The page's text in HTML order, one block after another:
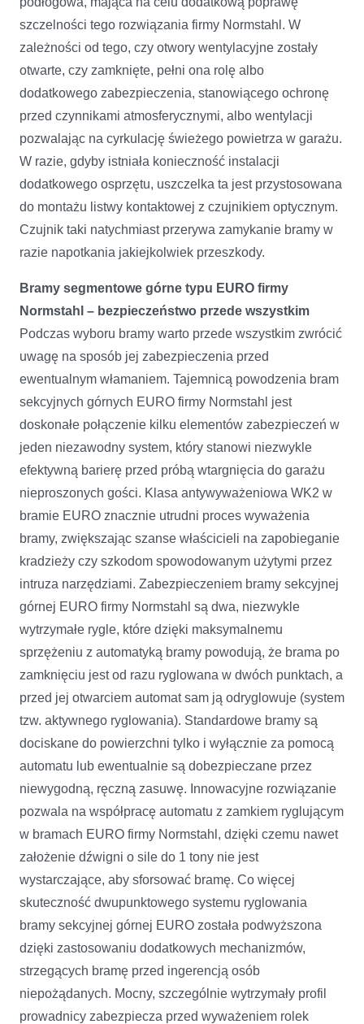
szczelności tego rozwiązania firmy Normstahl. W
zależności od tego, czy otwory wentylacyjne zostały
otwarte, czy zamknięte, pełni ona rolę albo
dodatkowego zabezpieczenia, stanowiącego ochronę
przed czynnikami atmosferycznymi, albo wentylacji
pozwalając na cyrkulację świeżego powietrza w garażu.
W razie, gdyby istniała konieczność instalacji
dodatkowego osprzętu, uszczelka ta jest przystosowana
do montażu listwy kontaktowej z czujnikiem optycznym.
Czujnik taki natychmiast przerywa zamykanie bramy w
razie napotkania jakiejkolwiek przeszkody.
Bramy segmentowe górne typu EURO firmy
Normstahl – bezpieczeństwo przede wszystkim
Podczas wyboru bramy warto przede wszystkim zwrócić
uwagę na sposób jej zabezpieczenia przed
ewentualnym włamaniem. Tajemnicą powodzenia bram
sekcyjnych górnych EURO firmy Normstahl jest
doskonałe połączenie kilku elementów zabezpieczeń w
jeden niezawodny system, który stanowi niezwykle
efektywną barierę przed próbą wtargnięcia do garażu
nieproszonych gości. Klasa antywyważeniowa WK2 w
bramie EURO znacznie utrudni proces wyważenia
bramy, zwiększając szanse właścicieli na zapobieganie
kradzieży czy szkodom spowodowanym użytymi przez
intruza narzędziami. Zabezpieczeniem bramy sekcyjnej
górnej EURO firmy Normstahl są dwa, niezwykle
wytrzymałe rygle, które dzięki maksymalnemu
sprzężeniu z automatyką bramy powodują, że brama po
zamknięciu jest od razu ryglowana w dwóch punktach, a
przed jej otwarciem automat sam ją odryglowuje (system
tzw. aktywnego ryglowania). Standardowe bramy są
dociskane do powierzchni tylko i wyłącznie za pomocą
automatu lub ewentualnie są dobezpieczane przez
niewygodną, ręczną zasuwę. Innowacyjne rozwiązanie
pozwala na współpracę automatu z zamkiem ryglującym
w bramach EURO firmy Normstahl, dzięki czemu nawet
założenie dźwigni o sile do 1 tony nie jest
wystarczające, aby sforsować bramę. Co więcej
skuteczność dwupunktowego systemu ryglowania
bramy sekcyjnej górnej EURO została podwyższona
dzięki zastosowaniu dodatkowych mechanizmów,
strzegących bramę przed ingerencją osób
niepożądanych. Mocny, szczególnie wytrzymały profil
prowadnicy zabezpiecza przed wyważeniem rolek